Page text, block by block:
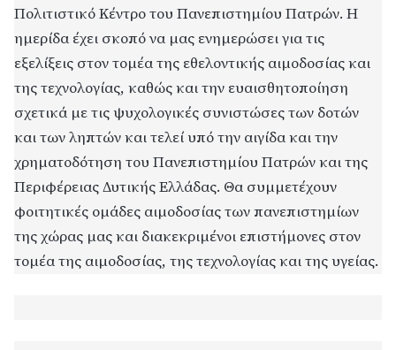
Πολιτιστικό Κέντρο του Πανεπιστημίου Πατρών. Η
ημερίδα έχει σκοπό να μας ενημερώσει για τις
εξελίξεις στον τομέα της εθελοντικής αιμοδοσίας και
της τεχνολογίας, καθώς και την ευαισθητοποίηση
σχετικά με τις ψυχολογικές συνιστώσες των δοτών
και των ληπτών και τελεί υπό την αιγίδα και την
χρηματοδότηση του Πανεπιστημίου Πατρών και της
Περιφέρειας Δυτικής Ελλάδας. Θα συμμετέχουν
φοιτητικές ομάδες αιμοδοσίας των πανεπιστημίων
της χώρας μας και διακεκριμένοι επιστήμονες στον
τομέα της αιμοδοσίας, της τεχνολογίας και της υγείας.